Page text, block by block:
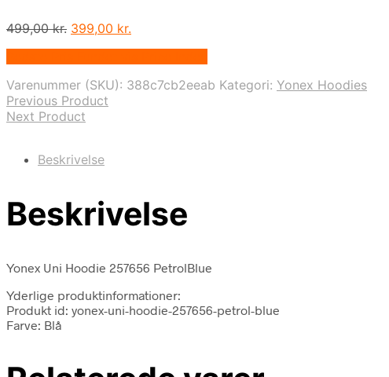
499,00kr. Den
499,00 kr..
399,00 kr.
399,00 kr..
Varenummer (SKU): 388c7cb2eeab Kategori: Yonex Hoodies
Previous Product
Next Product
Beskrivelse
Beskrivelse
Yonex Uni Hoodie 257656 PetrolBlue
Yderlige produktinformationer:
Produkt id: yonex-uni-hoodie-257656-petrol-blue
Farve: Blå